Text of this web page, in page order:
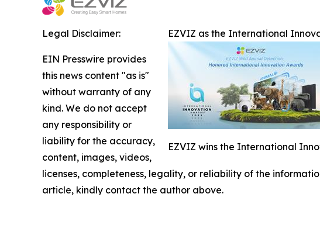
EZVIZ as the International
EZVIZ wins the International
Legal Disclaimer:
EIN Presswire provides
this news content "as is"
without warranty of any
kind. We do not accept
any responsibility or
liability for the accuracy,
content, images, videos,
licenses, completeness, legality, or reliability of the
article, kindly contact the author above.